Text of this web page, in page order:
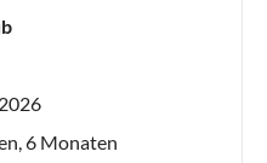
6 Monaten